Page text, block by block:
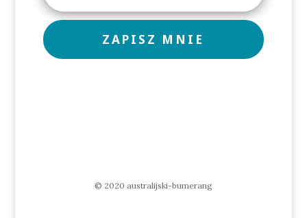
ZAPISZ MNIE
© 2020 australijski-bumerang